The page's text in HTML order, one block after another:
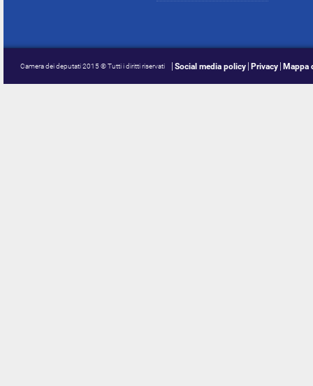
Camera dei deputati 2015 © Tutti i diritti riservati Social media policy Privacy Mappa